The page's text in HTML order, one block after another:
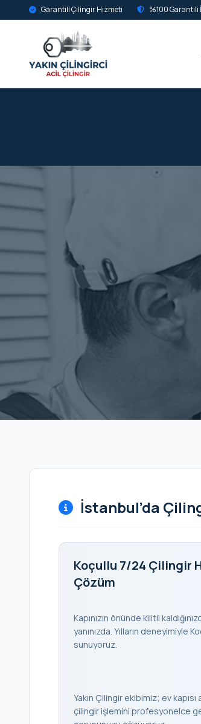
Garantili Çilingir Hizmeti %100 Garantili
İstanbul’da
Koçullu 7/24 Çilingir
Çözüm
Kapınızın önünde kilitli
yanınızda. Yılların deneyimiyle
sunuyoruz.
Yakın Çilingir ekibimiz; ev
çilingir işlemini profesyonelce